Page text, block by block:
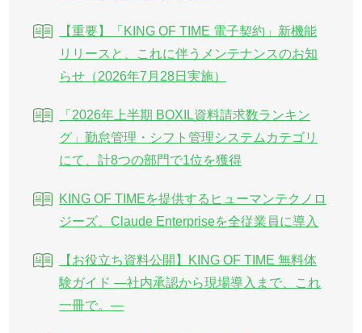
【重要】「KING OF TIME 電子契約」新機能
リリースと、これに伴うメンテナンスのお知
らせ（2026年7月28日実施）
「2026年上半期 BOXIL資料請求数ランキン
グ」勤怠管理・シフト管理システムカテゴリ
にて、計8つの部門で1位を獲得
KING OF TIMEを提供するヒューマンテクノロ
ジーズ、Claude Enterpriseを全従業員に導入
【お役立ち資料公開】KING OF TIME 無料体
験ガイド ―社内承認から現場導入まで、これ
一冊で。―